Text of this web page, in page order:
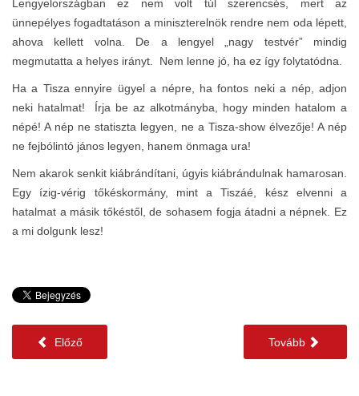
Lengyelországban ez nem volt túl szerencsés, mert az
ünnepélyes fogadtatáson a miniszterelnök rendre nem oda lépett,
ahova kellett volna. De a lengyel „nagy testvér” mindig
megmutatta a helyes irányt. Nem lenne jó, ha ez így folytatódna.
Ha a Tisza ennyire ügyel a népre, ha fontos neki a nép, adjon
neki hatalmat! Írja be az alkotmányba, hogy minden hatalom a
népé! A nép ne statiszta legyen, ne a Tisza-show élvezője! A nép
ne fejbólintó jános legyen, hanem önmaga ura!
Nem akarok senkit kiábrándítani, úgyis kiábrándulnak hamarosan.
Egy ízig-vérig tőkéskormány, mint a Tiszáé, kész elvenni a
hatalmat a másik tőkéstől, de sohasem fogja átadni a népnek. Ez
a mi dolgunk lesz!
Előző Tovább